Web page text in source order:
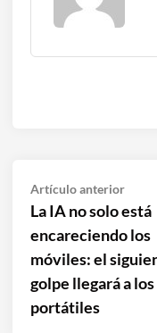
Navegación
de
entradas
Artículo anterior
La IA no solo está
encareciendo los
móviles: el
golpe llegará a los
portátiles